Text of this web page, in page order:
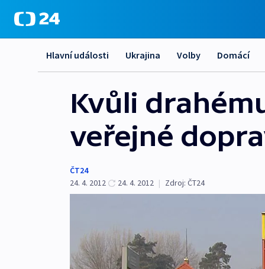
Hlavní události Ukrajina Volby Domácí
Kvůli
veřejné
ČT24
24. 4. 2012
24. 4. 2012 | Zdroj: ČT24